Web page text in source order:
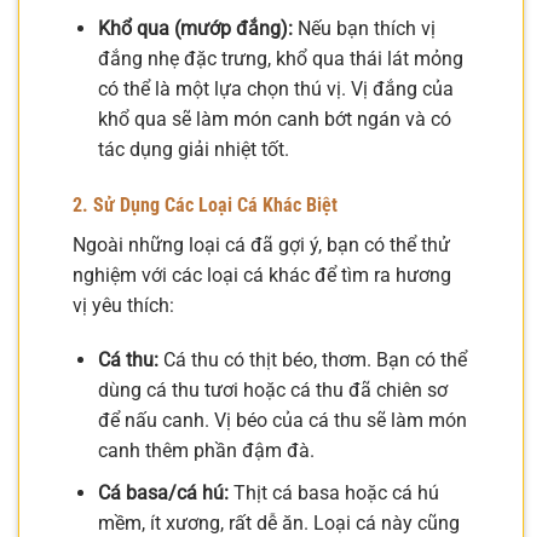
Khổ qua (mướp đắng):Nếu bạn thích vị
đắng nhẹ đặc trưng, khổ qua thái lát mỏng
có thể là một lựa chọn thú vị. Vị đắng của
khổ qua sẽ làm món canh bớt ngán và có
tác dụng giải nhiệt tốt.
2. Sử Dụng Các Loại Cá Khác Biệt
Ngoài những loại cá đã gợi ý, bạn có thể thử
nghiệm với các loại cá khác để tìm ra hương
vị yêu thích:
Cá thu:Cá thu có thịt béo, thơm. Bạn có thể
dùng cá thu tươi hoặc cá thu đã chiên sơ
để nấu canh. Vị béo của cá thu sẽ làm món
canh thêm phần đậm đà.
Cá basa/cá hú:Thịt cá basa hoặc cá hú
mềm, ít xương, rất dễ ăn. Loại cá này cũng